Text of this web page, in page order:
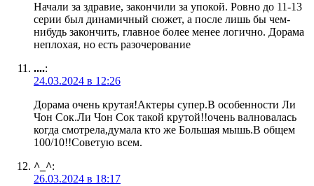
Начали за здравие, закончили за упокой. Ровно до 11-13
серии был динамичный сюжет, а после лишь бы чем-
нибудь закончить, главное более менее логично. Дорама
неплохая, но есть разочерование
....:
24.03.2024 в 12:26
Дорама очень крутая!Актеры супер.В особенности Ли
Чон Сок.Ли Чон Сок такой крутой!!очень валновалась
когда смотрела,думала кто же Большая мышь.В общем
100/10!!Советую всем.
^⁠_⁠^:
26.03.2024 в 18:17